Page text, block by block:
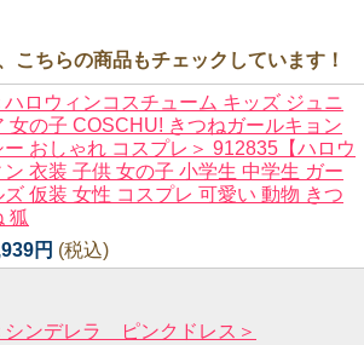
こちらの商品もチェックしています！
ハロウィンコスチューム キッズ ジュニ
女の子 COSCHU! きつねガールキョン
ー おしゃれ コスプレ＞ 912835【ハロウ
ン 衣装 子供 女の子 小学生 中学生 ガー
ズ 仮装 女性 コスプレ 可愛い 動物 きつ
狐
円 (税込)
シンデレラ ピンクドレス＞